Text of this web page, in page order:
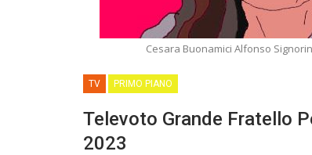
Cesara Buonamici Alfonso
TV PRIMO PIANO
Televoto Grande Fratello
2023